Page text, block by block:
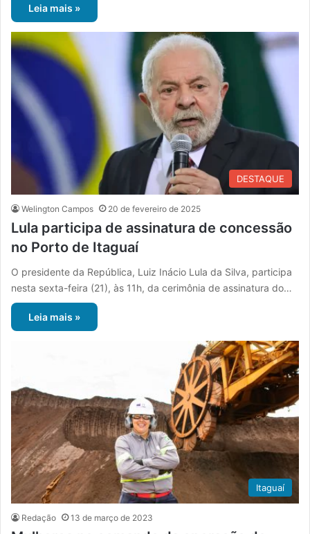
Leia mais »
DESTAQUE
Welington Campos 20 de fevereiro de 2025
Lula participa de assinatura de concessão
no Porto de Itaguaí
O presidente da República, Luiz Inácio Lula da Silva, participa
nesta sexta-feira (21), às 11h, da cerimônia de assinatura do…
Leia mais »
Itaguaí
Redação 13 de março de 2023